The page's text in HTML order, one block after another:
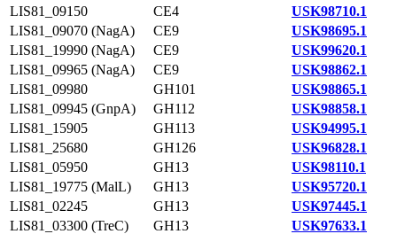
LIS81_09150
CE4
USK98710.1
LIS81_09070 (NagA)
CE9
USK98695.1
LIS81_19990 (NagA)
CE9
USK99620.1
LIS81_09965 (NagA)
CE9
USK98862.1
LIS81_09980
GH101
USK98865.1
LIS81_09945 (GnpA)
GH112
USK98858.1
LIS81_15905
GH113
USK94995.1
LIS81_25680
GH126
USK96828.1
LIS81_05950
GH13
USK98110.1
LIS81_19775 (MalL)
GH13
USK95720.1
LIS81_02245
GH13
USK97445.1
LIS81_03300 (TreC)
GH13
USK97633.1